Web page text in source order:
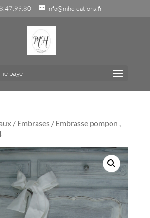
info@mhcreations.fr
page
/ Embrases/ Embrasse pompon ,